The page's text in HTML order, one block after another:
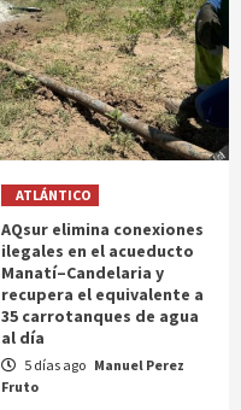
ATLÁNTICO
AQsur elimina conexiones
ilegales en el acueducto
Manatí–Candelaria y
recupera el equivalente a
35 carrotanques de agua
al día
5 días ago Manuel Perez
Fruto